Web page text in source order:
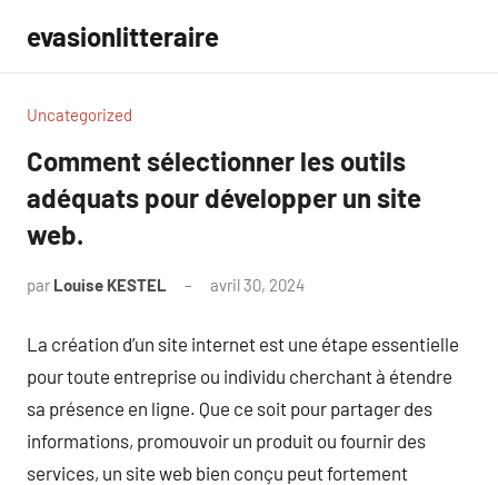
contenu
evasionlitteraire
Uncategorized
Comment sélectionner les outils
adéquats pour développer un site
web.
par Louise KESTEL avril 30, 2024
La création d’un site internet est une étape essentielle
pour toute entreprise ou individu cherchant à étendre
sa présence en ligne. Que ce soit pour partager des
informations, promouvoir un produit ou fournir des
services, un site web bien conçu peut fortement